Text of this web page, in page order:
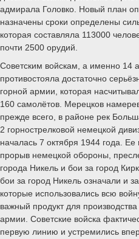
адмирала Головко. Новый план
назначены сроки определены
которая составляла 113000
почти 2500 орудий.
Советским войскам, а именно 14
противостояла достаточно
горной армии, которая
160 самолётов. Мерецков
прежде всего, в районе рек
2 горнострелковой немецкой
началась 7 октября 1944 года.
прорыв немецкой обороны,
города Никель и бои за город
бои за город Никель означали и
которые использовались всю
важный продукт для
армии. Советские войска
первую линию и устремились